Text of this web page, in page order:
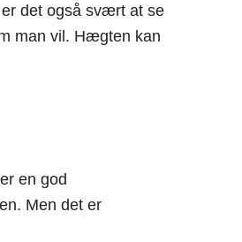
er det også svært at se
man vil. Hægten kan
en god
Men det er